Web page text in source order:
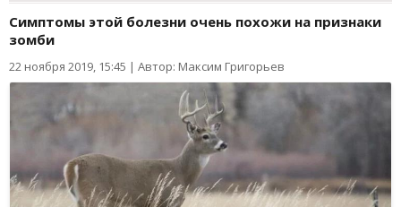
Симптомы этой болезни очень похожи на признаки
зомби
22 ноября 2019, 15:45 | Автор: Максим Григорьев